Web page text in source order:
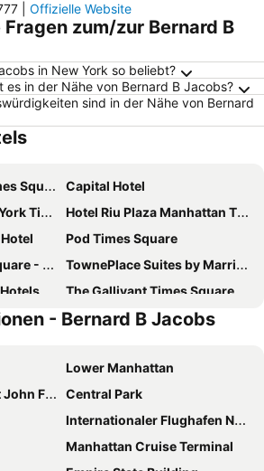
Offizielle Website
zum/zur Bernard B
in New York so beliebt?
in der Nähe von Bernard B Jacobs?
sind in der Nähe von Bernard
Square
Capital Hotel
Square
Hotel Riu Plaza Manhattan Times Square
Pod Times Square
Hotel
TownePlace Suites by Marriott New York Long Island City/Manhattan View
The Gallivant Times Square
By Ihg
Residence Inn by Marriott New York JFK Airport
The Manhattan at Times Square Hotel
Moxy NYC Times Square
ROW NYC
Square
The Plaza
- Bernard B Jacobs
Lower Manhattan
Kennedy
Central Park
Internationaler Flughafen Newark Liberty
Manhattan Cruise Terminal